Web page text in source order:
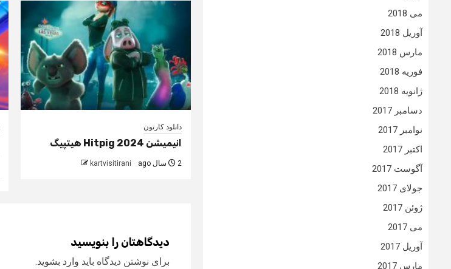
دانلود کارتون
انیمیشن Hitpig 2024 هیتپیگ
2 سال ago kartvisitirani
دیدگاهتان را بنویسید
برای نوشتن دیدگاه باید وارد بشوید.
می 2018
آوریل 2018
مارس 2018
فوریه 2018
ژانویه 2018
دسامبر 2017
نوامبر 2017
اکتبر 2017
آگوست 2017
جولای 2017
ژوئن 2017
می 2017
آوریل 2017
مارس 2017